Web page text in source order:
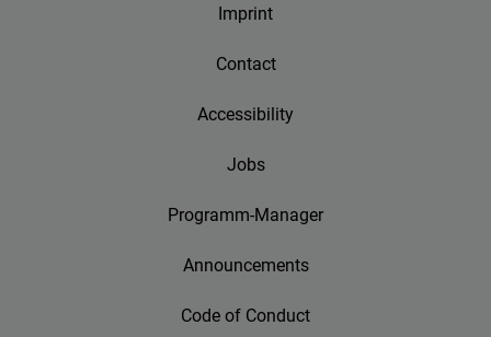
Imprint
Contact
Accessibility
Jobs
Programm-Manager
Announcements
Code of Conduct